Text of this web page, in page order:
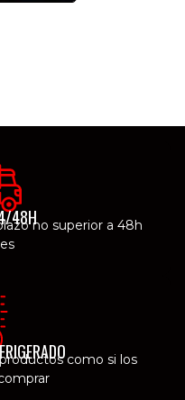
48Hno superior a 48h
como si los